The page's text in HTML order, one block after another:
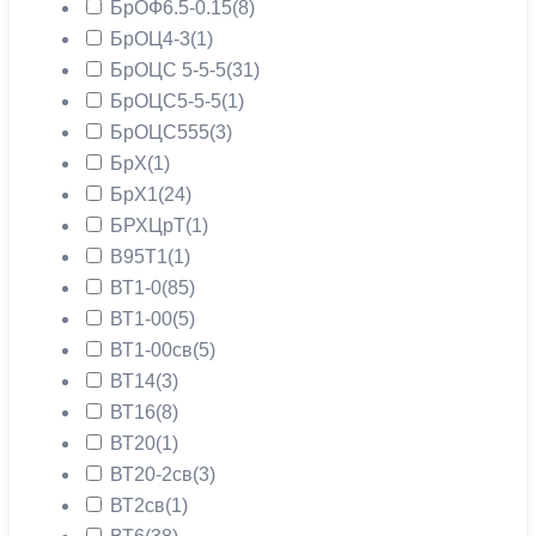
БрОФ6.5-0.15(8)
БрОЦ4-3(1)
БрОЦС 5-5-5(31)
БрОЦС5-5-5(1)
БрОЦС555(3)
БрХ(1)
БрХ1(24)
БРХЦрТ(1)
В95Т1(1)
ВТ1-0(85)
ВТ1-00(5)
ВТ1-00св(5)
ВТ14(3)
ВТ16(8)
ВТ20(1)
ВТ20-2св(3)
ВТ2св(1)